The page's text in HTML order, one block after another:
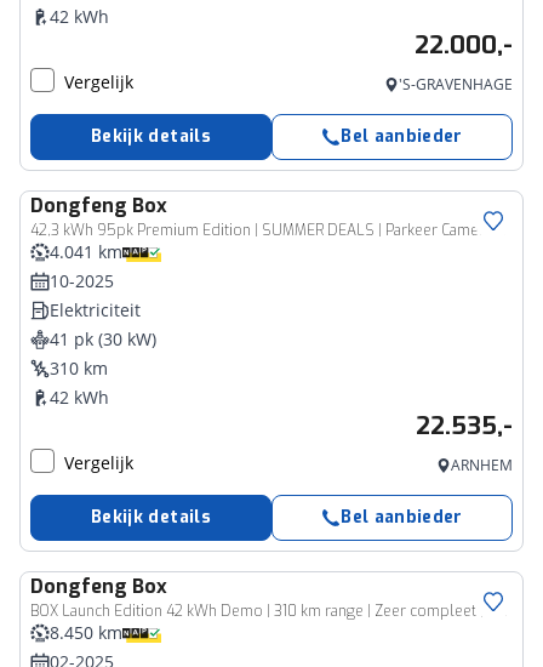
42 kWh
22.000,-
Vergelijk 'S-GRAVENHAGE
Bekijk details Bel aanbieder
Dongfeng Box
42,3 kWh 95pk Premium Edition | SUMMER DEALS | Parkeer Camera 360º | Stoelverwarming& verkoeling | Navigatie | Adaptive Cruise Control | Climate Control | Apple Carplay & Android Auto
4.041 km
10-2025
Elektriciteit
41 pk (30 kW)
310 km
42 kWh
22.535,-
Vergelijk ARNHEM
Bekijk details Bel aanbieder
Dongfeng Box
BOX Launch Edition 42 kWh Demo | 310 km range | Zeer compleet | Apple Carplay/Android Auto| 7 jaar garantie op accu |
8.450 km
02-2025